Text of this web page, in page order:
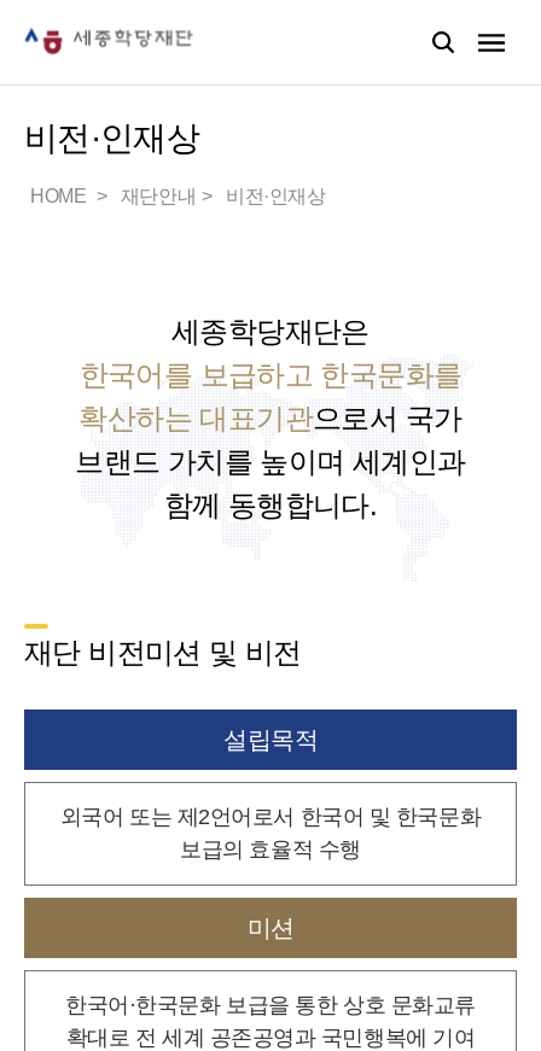
비전·인재상
HOME 재단안내 비전·인재상
세종학당재단은
한국어를 보급하고 한국문화를
확산하는 대표기관으로서 국가
브랜드 가치를 높이며 세계인과
함께 동행합니다.
재단 비전미션 및 비전
설립목적
외국어 또는 제2언어로서 한국어 및 한국문화
보급의 효율적 수행
미션
한국어·한국문화 보급을 통한 상호 문화교류
확대로 전 세계 공존공영과 국민행복에 기여